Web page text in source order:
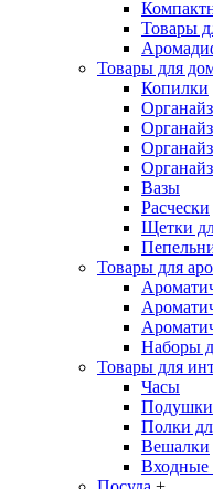
Товары
Товары для
Копилки
Вазы
Расчески
Щетки
Товары для
Наборы
Товары для
Часы
Подушки
Полки
Вешалки
Входные